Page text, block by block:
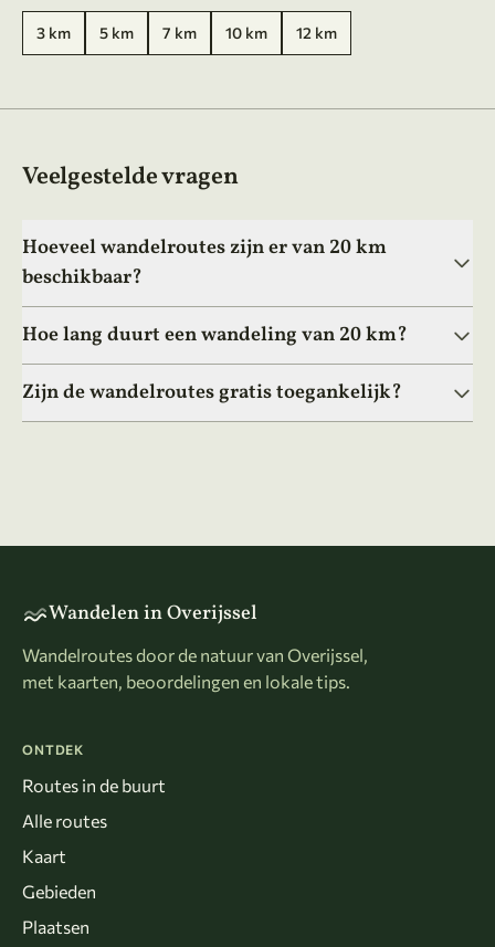
3 km 5 km 7 km 10 km 12 km
Veelgestelde vragen
Hoeveel wandelroutes zijn er van 20 km
beschikbaar?
Hoe lang duurt een wandeling van 20 km?
Zijn de wandelroutes gratis toegankelijk?
Wandelen in Overijssel
Wandelroutes door de natuur van Overijssel,
met kaarten, beoordelingen en lokale tips.
ONTDEK
Routes in de buurt
Alle routes
Kaart
Gebieden
Plaatsen